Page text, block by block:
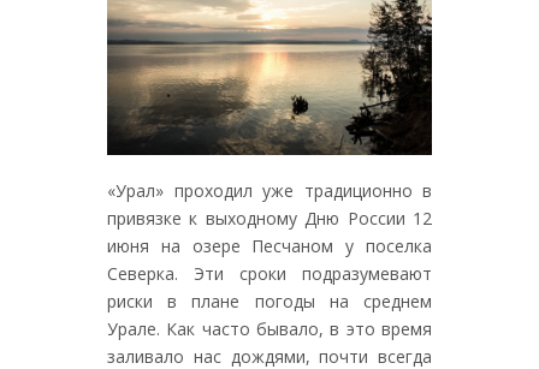
«Урал» проходил уже традиционно в
привязке к выходному Дню России 12
июня на озере Песчаном у поселка
Северка. Эти сроки подразумевают
риски в плане погоды на среднем
Урале. Как часто бывало, в это время
заливало нас дождями, почти всегда